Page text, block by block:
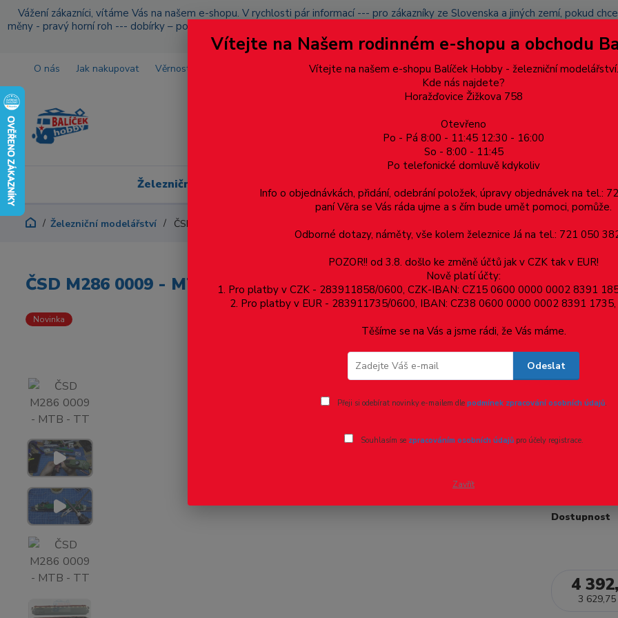
Vážení zákazníci, vítáme Vás na našem e-shopu. V rychlosti pár informací --- pro zákazníky ze Slovenska a jiných zemí, pokud
měny - pravý horní roh --- dobírky – pokud si z nějakého důvodu zásilku nevyzvednete, bude po domluvě zaslána znovu s
přidán na blacklist a rušeny následující objednávky.
O nás Jak nakupovat Věrnostní program Doprava a platba Více
Železniční modelářství Dárkové poukazy, upomínkové předměty
Železniční modelářství ČSD M286 0009 - MTB - TT
ČSD M286 0009 - MTB - TT
Novinka
ČSD
ČSD M286
ČSD -
motor se
navrženy
Dostupnost
4
3 629,75
Vítejte na Našem rodinném e-shopu a obchodu
Vítejte na našem e-shopu Balíček Hobby - železniční modelářství.
Kde nás najdete?
Horažďovice Žižkova 758
Otevřeno
Po - Pá 8:00 - 11:45 12:30 - 16:00
So - 8:00 - 11:45
Po telefonické domluvě kdykoliv
Info o objednávkách, přidání, odebrání položek, úpravy objednávek na tel.:
paní Věra se Vás ráda ujme a s čím bude umět pomoci, pomůže.
Odborné dotazy, náměty, vše kolem železnice Já na tel.: 721 050
POZOR!! od 3.8. došlo ke změně účtů jak v CZK tak v EUR!
Nově platí účty:
1. Pro platby v CZK - 283911858/0600, CZK-IBAN: CZ15 0600 0000 0002 8391
2. Pro platby v EUR - 283911735/0600, IBAN: CZ38 0600 0000 0002 8391 1735,
Těšíme se na Vás a jsme rádi, že Vás máme.
Odeslat
Přeji si odebírat novinky e-mailem dle podmínek zpracování osobních údajů.
Souhlasím se zpracováním osobních údajůpro účely registrace.
Zavřít